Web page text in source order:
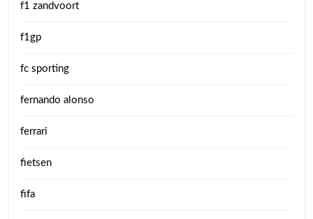
f1 zandvoort
f1gp
fc sporting
fernando alonso
ferrari
fietsen
fifa